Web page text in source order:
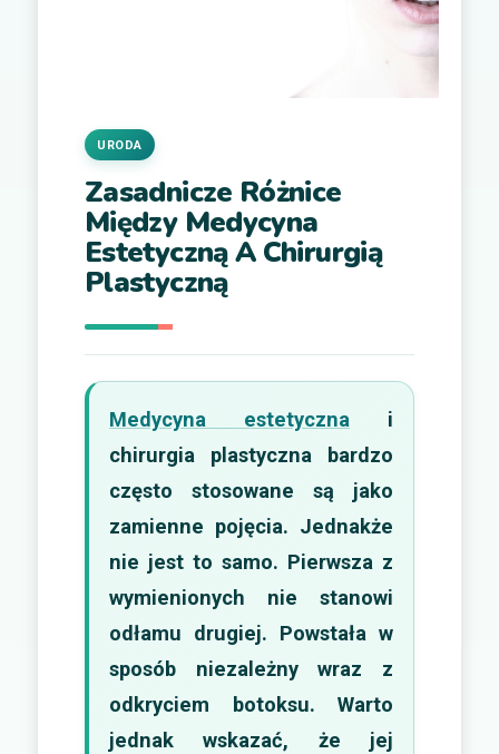
Zasadnicze Różnice
Między Medycyna
Estetyczną A Chirurgią
Plastyczną
URODA
Medycyna estetyczna i
chirurgia plastyczna bardzo
często stosowane są jako
zamienne pojęcia. Jednakże
nie jest to samo. Pierwsza z
wymienionych nie stanowi
odłamu drugiej. Powstała w
sposób niezależny wraz z
odkryciem botoksu. Warto
jednak wskazać, że jej